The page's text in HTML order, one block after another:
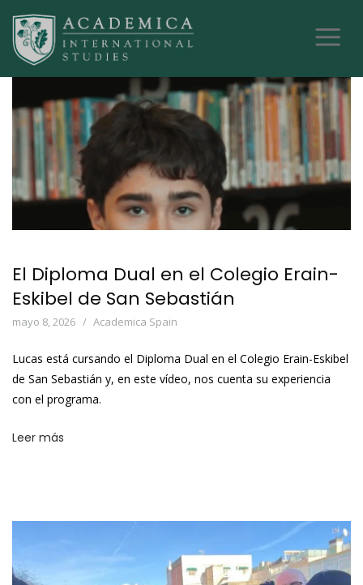
El Diploma Dual en el Colegio Erain-
Eskibel de San Sebastián
mayo 8, 2026 Academica Spain
Lucas está cursando el Diploma Dual en el Colegio Erain-Eskibel
de San Sebastián y, en este vídeo, nos cuenta su experiencia
con el programa.
Leer más